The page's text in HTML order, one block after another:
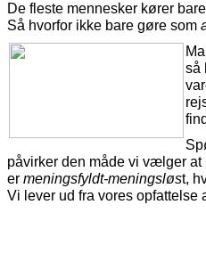
De fleste mennesker kører
Så hvorfor ikke bare gøre som
så
påvirker den måde vi vælger
er meningsfyldt-meningsløst,
Vi lever ud fra vores opfattelse